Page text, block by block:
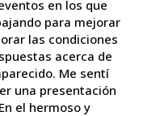
en los que
para mejorar
las condiciones
acerca de
Me sentí
una presentación
el hermoso y